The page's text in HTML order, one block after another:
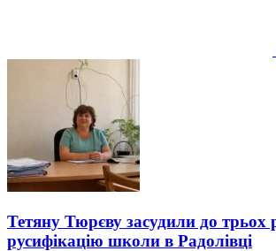
Тетяну Тюрєву засудили до трьох
русифікацію школи в Радолівці